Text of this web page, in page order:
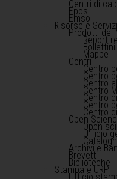
Centri di
Epos
Emso
Risorse e Servizi
Prodotti del
Report
Bollettini
Mappe
Centri
Centro
Centro
Centro
Centro
Centro
Centro
Centro
Open
Open
Ufficio
Archivi e
Brevetti
Biblioteche
Stampa e URP